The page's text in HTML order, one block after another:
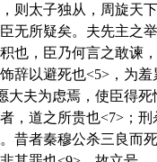
则太子独从，周旋天
无所疑矣。夫先主之
也，臣乃何言之敢谏
辞以避死也<5>，为羞
大夫为虑焉，使臣得死
，道之所贵也<7>；刑
昔者秦穆公杀三良而死